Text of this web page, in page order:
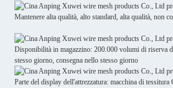
Mantenere alta qualità, alto standard, alta qualità, non
Disponibilità in magazzino: 200.000 volumi di riserva
stesso giorno, consegna nello stesso giorno
Parte del display dell'attrezzatura: macchina di tessitura